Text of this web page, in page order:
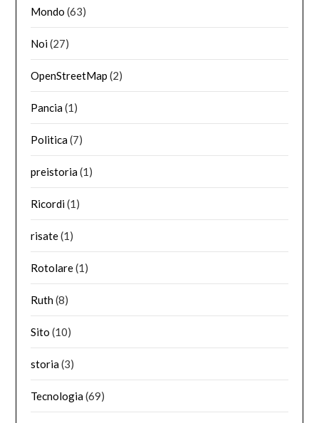
Mondo (63)
Noi(27)
OpenStreetMap (2)
Pancia(1)
Politica(7)
preistoria(1)
Ricordi(1)
risate(1)
Rotolare(1)
Ruth(8)
Sito (10)
storia(3)
Tecnologia(69)